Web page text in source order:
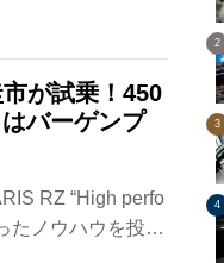
が試乗！450
バーゲンプ
RZ “High perfo
たノウハウを投…